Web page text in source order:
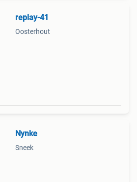
replay-41
Oosterhout
Nynke
Sneek